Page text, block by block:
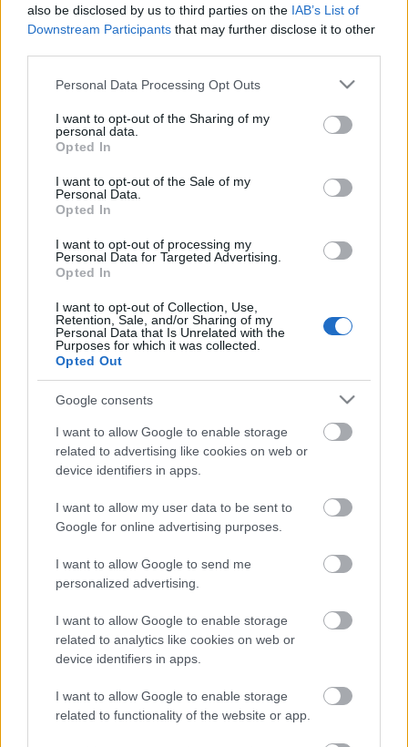
also be disclosed by us to third parties on the IAB’s List of
Downstream Participants that may further disclose it to other
Please note that this website/app uses one or more Google
not limited to your visit or usage behaviour. You may click to
grant or deny consent to Google and its third-party tags to
use your data for below specified purposes in below Google
consent section.
Personal Data Processing Opt Outs
I want to opt-out of the Sharing of my
personal data.
Opted In
I want to opt-out of the Sale of my
Personal Data.
Opted In
I want to opt-out of processing my
Personal Data for Targeted Advertising.
Opted In
I want to opt-out of Collection, Use,
Retention, Sale, and/or Sharing of my
Personal Data that Is Unrelated with the
Purposes for which it was collected.
Opted Out
Google consents
I want to allow Google to enable storage
related to advertising like cookies on web or
device identifiers in apps.
I want to allow my user data to be sent to
Google for online advertising purposes.
I want to allow Google to send me
personalized advertising.
I want to allow Google to enable storage
related to analytics like cookies on web or
device identifiers in apps.
I want to allow Google to enable storage
related to functionality of the website or app.
KULTÚRA
A kudarc és az elutasítás nem
végpont, hanem ugródeszka az
önfejlesztéshez, és ez a Puszi: Kitty
egyik legfontosabb üzenete
KULTÚRA
Ennyi idősek a való életben a Puszi:
Kitty című Netflix-sorozat színészei
Címke Puszi: Kitty
Archívum Impresszum
Adatkezelési tájékoztató
Felhasználási feltételek
Előfizetés
Kapcsolat
RSS
Akadálymentesítési nyilatkozat
Süti beállítások